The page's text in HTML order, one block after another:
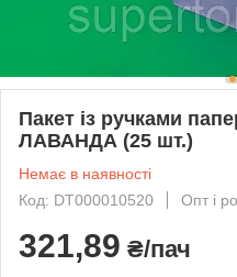
Пакет із ручками
ЛАВАНДА (25 шт.)
Немає в наявності
Код: DT000010520
Опт і
321,89 ₴/пач